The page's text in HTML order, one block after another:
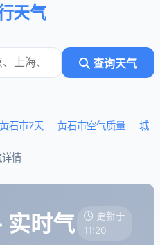
天气
查询天气
黄石市7天 黄石市空气质量
城
情
实时气
更新于
11:20